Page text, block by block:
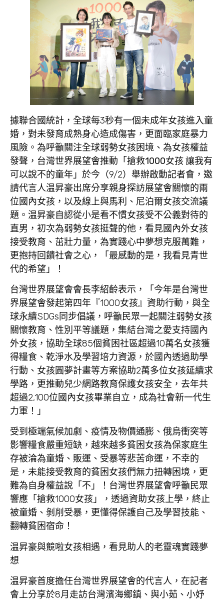
據聯合國統計，全球每3秒有一個未成年女孩進入童
婚，對未發育成熟身心造成傷害，更面臨家庭暴力
風險。為呼籲關注全球弱勢女孩困境、為女孩權益
發聲， 台灣世界展望會推動「搶救1000女孩讓我有
可以說不的童年」 於今（9/2）舉辦啟動記者會，邀
請代言人温昇豪出席分享親身探訪展望會關懷的兩
位國內女孩，以及線上與馬利、尼泊爾女孩交流議
題。温昇豪自認從小是看不慣女孩受不公義對待的
直男，初次為弱勢女孩挺聲的他，看見國內外女孩
接受教育、茁壯力量，為實踐心中夢想克服萬難，
更抱持回饋社會之心，「最感動的是，我看見青世
代的希望」！
台灣世界展望會會長李紹齡表示，「今年是台灣世
界展望會發起第四年『1000女孩』資助行動，與全
球永續SDGs同步倡議，呼籲民眾一起關注弱勢女孩
關懷教育、性別平等議題，集結台灣之愛支持國內
外女孩，協助全球85個貧困社區超過10萬名女孩獲
得糧食、乾淨水及學習培力資源，於國內透過助學
行動、女孩圓夢計畫等方案協助2萬多位女孩延續求
學路，更推動兒少網路教育保護女孩安全，去年共
超過2,100位國內女孩畢業自立，成為社會新一代生
力軍！」
受到極端氣候加劇、疫情及物價通膨、俄烏衝突等
影響糧食嚴重短缺，越來越多貧困女孩為保家庭生
存被淪為童婚、販運、受暴等悲苦命運，不幸的
是，未能接受教育的貧困女孩們無力扭轉困境，更
難為自身權益說「不」！台灣世界展望會呼籲民眾
響應「搶救1000女孩」，透過資助女孩上學，終止
被童婚、剝削受暴，更懂得保護自己及學習技能、
翻轉貧困宿命！
温昇豪與競啦女孩相遇 ，看見助人的老靈魂實踐夢
想
温昇豪首度擔任台灣世界展望會的代言人，在記者
會上分享於8月走訪台灣濱海鄉鎮、與小茹 、 小妤